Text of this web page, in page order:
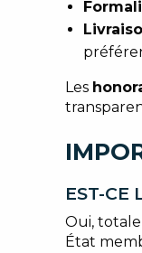
Les
EST-CE
Oui,
État